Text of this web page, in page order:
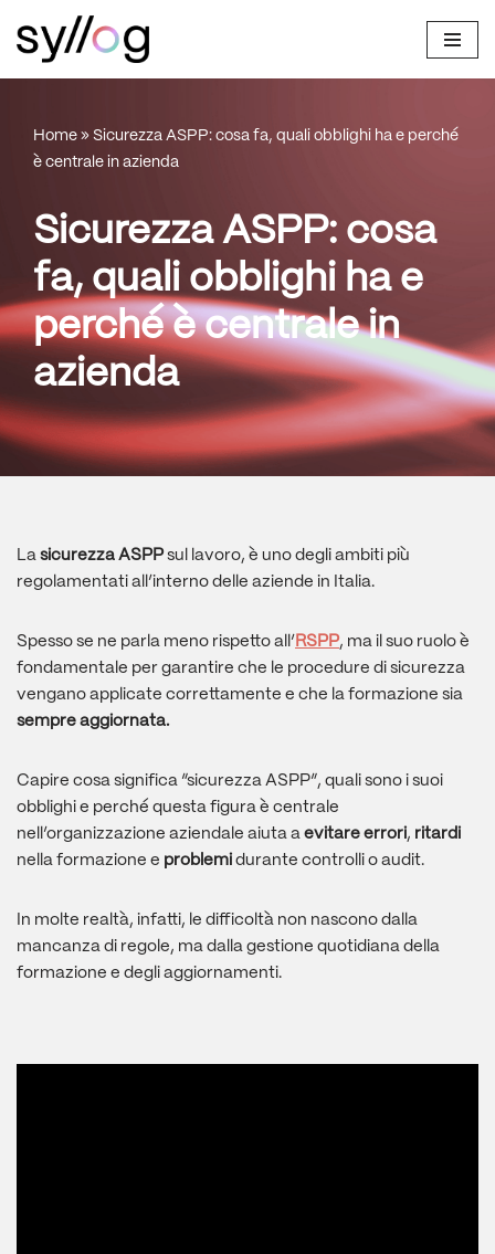
Home » Sicurezza ASPP: cosa fa, quali obblighi ha e perché
è centrale in azienda
Sicurezza ASPP: cosa
fa, quali obblighi ha e
perché è centrale in
azienda
La sicurezza ASPPsul lavoro, è uno degli ambiti più
regolamentati all’interno delle aziende in Italia.
Spesso se ne parla meno rispetto all’ RSPP, ma il suo ruolo è
fondamentale per garantire che le procedure di sicurezza
vengano applicate correttamente e che la formazione sia
sempre aggiornata.
Capire cosa significa “sicurezza ASPP”, quali sono i suoi
obblighi e perché questa figura è centrale
nell’organizzazione aziendale aiuta a evitare errori, ritardi
nella formazione e problemi durante controlli o audit.
In molte realtà, infatti, le difficoltà non nascono dalla
mancanza di regole, ma dalla gestione quotidiana della
formazione e degli aggiornamenti.